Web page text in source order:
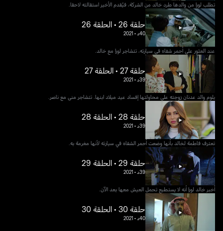
تطلب لورا من والدها طرد خالد من الشركة، فيُقدم الأخير استقالته لاحقا.
حلقة 26 • الحلقة 26
40د •
2021
عند العثور على أحمر شفاه في سيارته، تتشاجر لورا مع خالد.
حلقة 27 • الحلقة 27
39د •
2021
يلوم والد عدنان زوجته على محاولتها إفساد عيد ميلاد ابنها. تتشاجر منى مع ناصر.
حلقة 28 • الحلقة 28
39د •
2021
تعترف فاطمة لخالد بأنها وضعت أحمر الشفاه في سيارته لأنها مغرمة به.
حلقة 29 • الحلقة 29
39د •
2021
أخبر خالد لورا أنه لا يستطيع تحمل العيش معها بعد الآن.
حلقة 30 • الحلقة 30
40د •
2021